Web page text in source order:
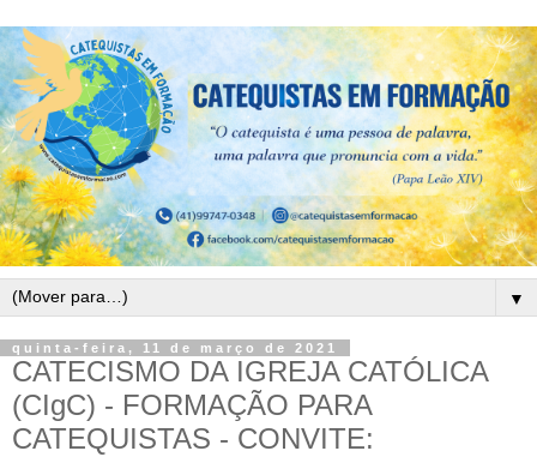
▼
quinta-feira, 11 de março de 2021
CATECISMO DA IGREJA CATÓLICA
(CIgC) - FORMAÇÃO PARA
CATEQUISTAS - CONVITE: